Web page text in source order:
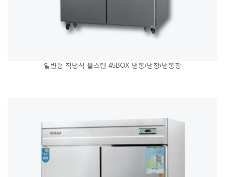
일반형 직냉식 올스텐 45BOX 냉동/냉장/냉동장